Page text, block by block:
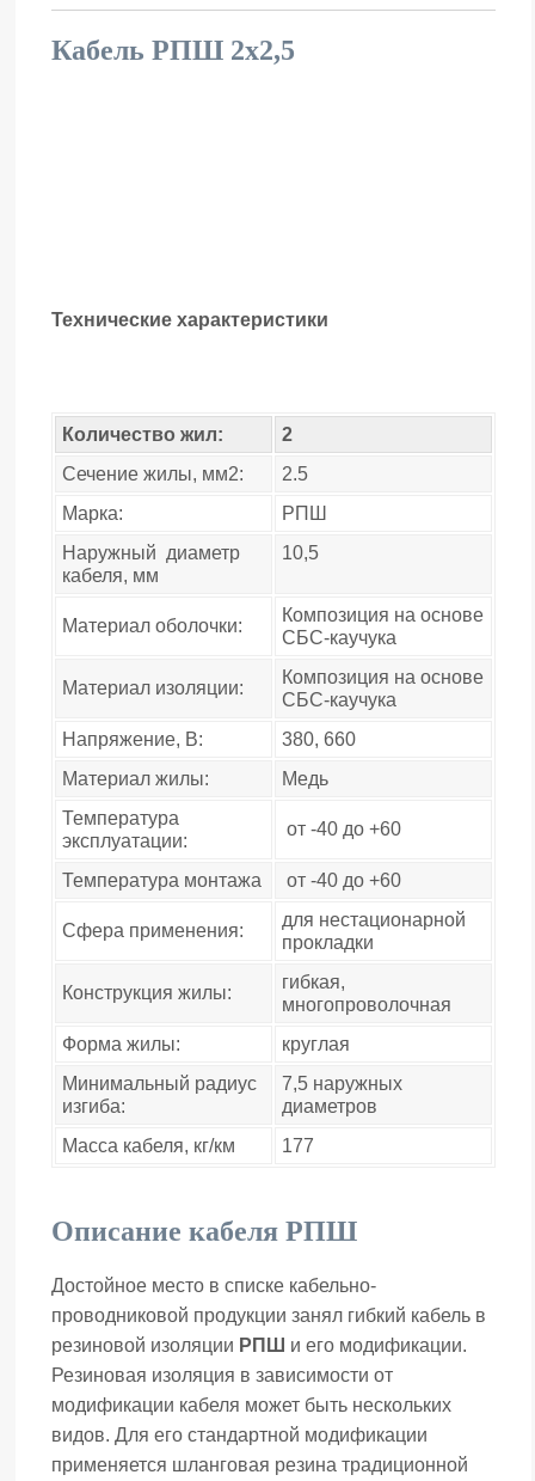
Кабель РПШ 2х2,5
Технические характеристики
Количество жил:
2
Сечение жилы, мм2:
2.5
Марка:
РПШ
Наружный диаметр
кабеля, мм
10,5
Материал оболочки:
Композиция на основе
СБС-каучука
Материал изоляции:
Композиция на основе
СБС-каучука
Напряжение, В:
380, 660
Материал жилы:
Медь
Температура
эксплуатации:
от -40 до +60
Температура монтажа от -40 до +60
Сфера применения:
для нестационарной
прокладки
Конструкция жилы:
гибкая,
многопроволочная
Форма жилы:
круглая
Минимальный радиус
изгиба:
7,5 наружных
диаметров
Масса кабеля, кг/км
177
Описание кабеля РПШ
Достойное место в списке кабельно-
проводниковой продукции занял гибкий кабель в
резиновой изоляции РПШ и его модификации.
Резиновая изоляция в зависимости от
модификации кабеля может быть нескольких
видов. Для его стандартной модификации
применяется шланговая резина традиционной